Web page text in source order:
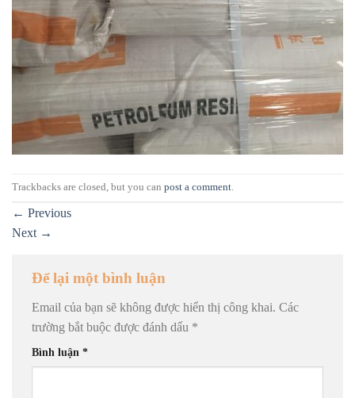
Trackbacks are closed, but you can post a comment.
← Previous
Next →
Để lại một bình luận
Email của bạn sẽ không được hiển thị công khai. Các
trường bắt buộc được đánh dấu *
Bình luận *